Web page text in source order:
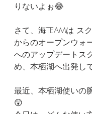
りないよぉ😂
さて、海TEAMは ス
からのオープンウォ
へのアップデートス
め、本栖湖へ出発し
最近、本栖湖使いの
😲